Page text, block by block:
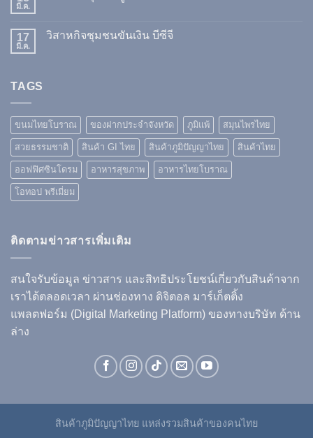
มี.ค.
17
มี.ค.
วิสาหกิจชุมชนขันเงิน บีซีจี
TAGS
ขนมไทยโบราณ ของฝากประจำจังหวัด ภูมิแพ้ สมุนไพรไทย
สวยธรรมชาติ สินค้า GI ไทย สินค้าภูมิปัญญาไทย สินค้าไทย
ออฟฟิศซินโดรม อาหารสุขภาพ อาหารไทยโบราณ
โอทอป พรีเมี่ยม
ติดตามข่าวสารเพิ่มเติม
สนใจรับข้อมูล ข่าวสาร และสิทธิประโยชน์เกี่ยวกับสินค้าจาก
เราได้ตลอดเวลา ผ่านช่องทาง ดิจิตอล มาร์เก็ตติ้ง
แพลตฟอร์ม (Digital Marketing Platform) ของทางบริษัท ด้าน
ล่าง
สินค้าภูมิปัญญาไทย แหล่งรวมสินค้าของคนไทย